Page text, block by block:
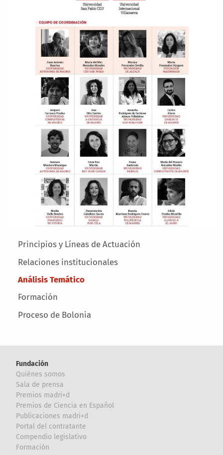
Main menu
Principios y Líneas de Actuación
Relaciones institucionales
Análisis Temático
Formación
Proceso de Bolonia
Fundación
Quiénes somos
Sala de prensa
Premios madri+d
Premios de Ciencia en Español
Publicaciones madri+d
Portal del contratante
Compendio legislativo
Formación